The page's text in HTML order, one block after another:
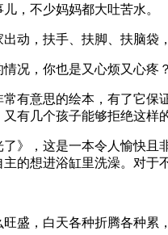
，不少妈妈都大吐苦水。
动，扶手、扶脚、扶脑袋
况，你也是又心烦又心疼？
有意思的绘本，有了它保
有几个孩子能够拒绝这样
》，这是一本令人愉快且
的想进浴缸里洗澡。对于
旺盛，白天各种折腾各种